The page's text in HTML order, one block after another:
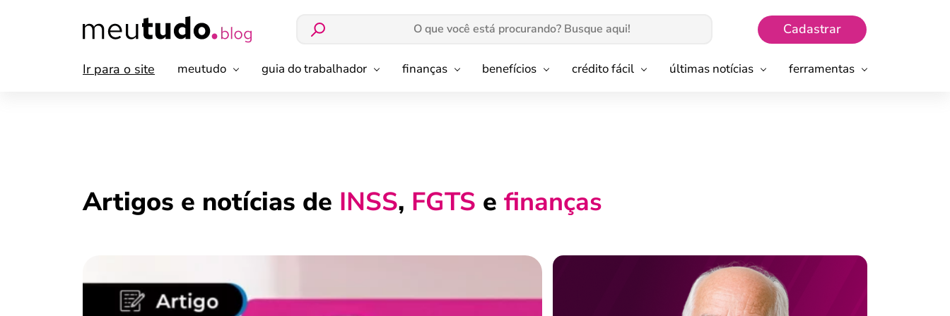
Cadastrar
Ir para o site meutudo guia do trabalhador finanças benefícios crédito fácil últimas notícias ferramentas
Artigos e notícias de INSS, FGTS e finanças